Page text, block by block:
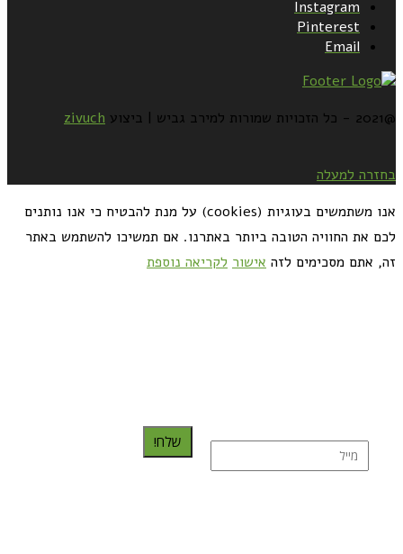
Instagram
Pinterest
Email
@2021 - כל הזכויות שמורות למירב גביש | ביצוע zivuch
בחזרה למעלה
אנו משתמשים בעוגיות (cookies) על מנת להבטיח כי אנו נותנים
לכם את החוויה הטובה ביותר באתרנו. אם תמשיכו להשתמש באתר
זה, אתם מסכימים לזה אישור לקריאה נוספת
שלח!